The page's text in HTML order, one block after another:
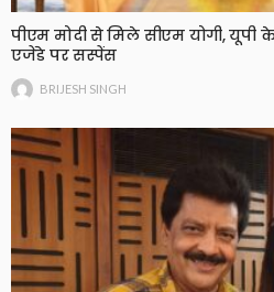
पीएम मोदी से मिले सीएम योगी,
एजेंडे पर सस्पेंस
BRIJESH SINGH